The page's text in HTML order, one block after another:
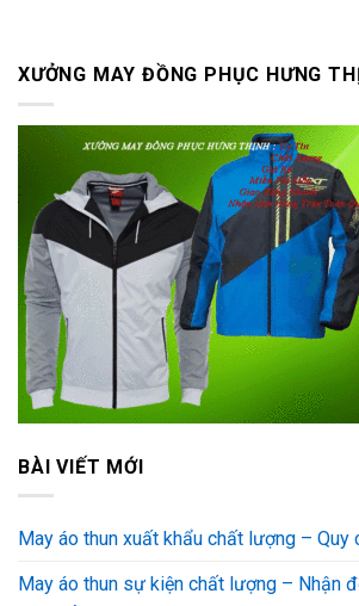
XƯỞNG MAY ĐỒNG PHỤC HƯNG
BÀI VIẾT MỚI
May áo thun xuất khẩu chất lượng – Quy
May áo thun sự kiện chất lượng – Nhận